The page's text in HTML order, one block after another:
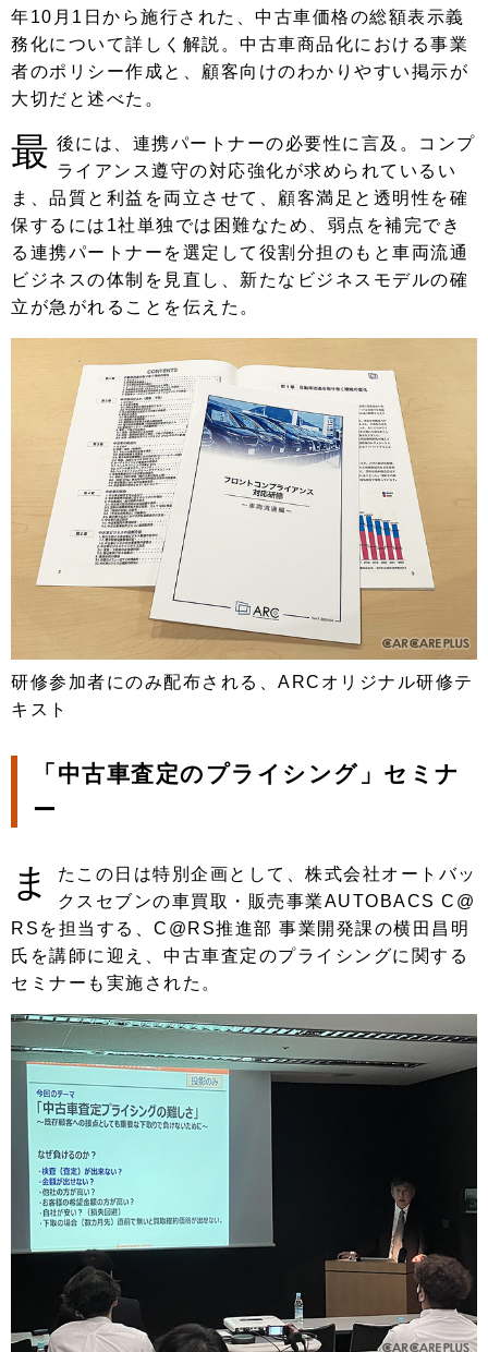
年10月1日から施行された、中古車価格の総額表示義
務化について詳しく解説。中古車商品化における事業
者のポリシー作成と、顧客向けのわかりやすい掲示が
大切だと述べた。
最 後には、連携パートナーの必要性に言及。コンプ
ライアンス遵守の対応強化が求められているい
ま、品質と利益を両立させて、顧客満足と透明性を確
保するには1社単独では困難なため、弱点を補完でき
る連携パートナーを選定して役割分担のもと車両流通
ビジネスの体制を見直し、新たなビジネスモデルの確
立が急がれることを伝えた。
研修参加者にのみ配布される、ARCオリジナル研修テ
キスト
「中古車査定のプライシング」セミナ
ー
ま
たこの日は特別企画として、株式会社オートバッ
クスセブンの車買取・販売事業AUTOBACS C@
RSを担当する、C@RS推進部 事業開発課の横田昌明
氏を講師に迎え、中古車査定のプライシングに関する
セミナーも実施された。